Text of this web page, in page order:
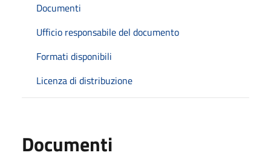
Documenti
Ufficio responsabile del documento
Formati disponibili
Licenza di distribuzione
Documenti